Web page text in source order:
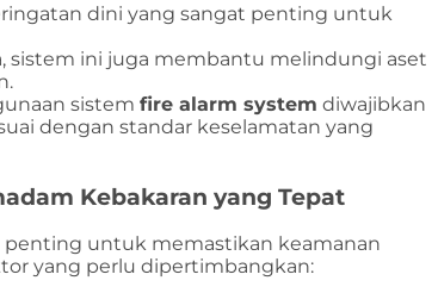
dini yang sangat penting untuk
sistem ini juga membantu melindungi aset
sistem fire alarm system diwajibkan
dengan standar keselamatan yang
Kebakaran yang Tepat
penting untuk memastikan keamanan
yang perlu dipertimbangkan: